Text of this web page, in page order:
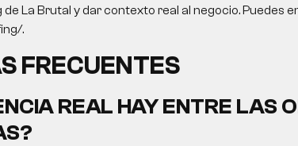
La Brutal y dar contexto real al negocio. Puedes
.
FRECUENTES
REAL HAY ENTRE LAS